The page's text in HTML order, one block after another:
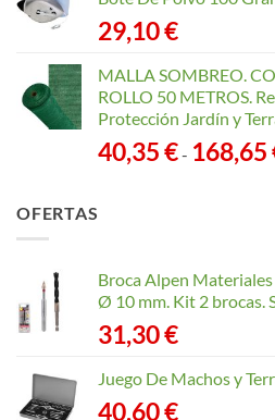
29,10€
MALLA SOMBREO.
ROLLO 50 METROS.
Protección Jardín y
40,35€- 168,65
OFERTAS
Broca Alpen
Ø 10 mm. Kit 2 brocas.
31,30€
Juego De Machos y
40,60€